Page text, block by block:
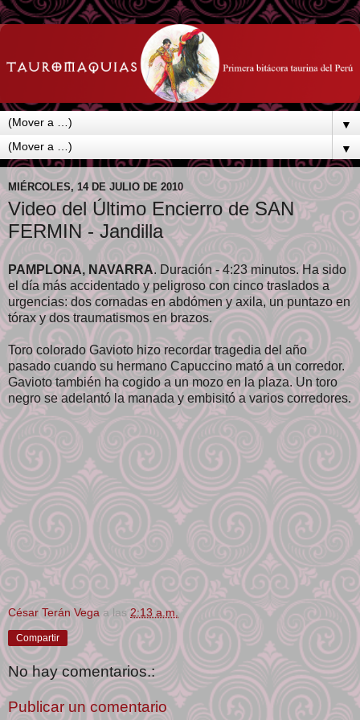
▼
▼
MIÉRCOLES, 14 DE JULIO DE 2010
Video del Último Encierro de SAN
FERMIN - Jandilla
PAMPLONA, NAVARRA. Duración - 4:23 minutos. Ha sido
el día más accidentado y peligroso con cinco traslados a
urgencias: dos cornadas en abdómen y axila, un puntazo en
tórax y dos traumatismos en brazos.
Toro colorado Gavioto hizo recordar tragedia del año
pasado cuando su hermano Capuccino mató a un corredor.
Gavioto también ha cogido a un mozo en la plaza. Un toro
negro se adelantó la manada y embisitó a varios corredores.
César Terán Vega a las2:13 a.m.
Compartir
No hay comentarios.:
Publicar un comentario